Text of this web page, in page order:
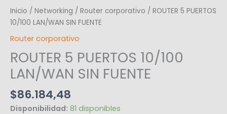
Inicio / Networking / Router corporativo / ROUTER 5 PUERTOS
10/100 LAN/WAN SIN FUENTE
Router corporativo
ROUTER 5 PUERTOS 10/100
LAN/WAN SIN FUENTE
$86.184,48
Disponibilidad: 81 disponibles